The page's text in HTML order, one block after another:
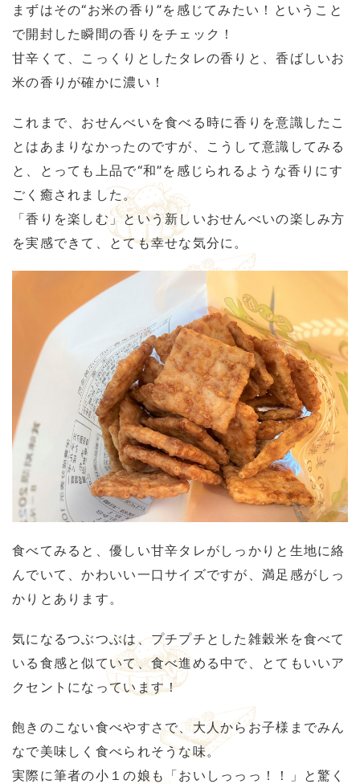
まずはその“お米の香り”を感じてみたい！ということ
で開封した瞬間の香りをチェック！
甘辛くて、こっくりとしたタレの香りと、香ばしいお
米の香りが確かに濃い！
これまで、おせんべいを食べる時に香りを意識したこ
とはあまりなかったのですが、こうして意識してみる
と、とっても上品で“和”を感じられるような香りにす
ごく癒されました。
「香りを楽しむ」という新しいおせんべいの楽しみ方
を実感できて、とても幸せな気分に。
食べてみると、優しい甘辛タレがしっかりと生地に絡
んでいて、かわいい一口サイズですが、満足感がしっ
かりとあります。
気になるつぶつぶは、プチプチとした雑穀米を食べて
いる食感と似ていて、食べ進める中で、とてもいいア
クセントになっています！
飽きのこない食べやすさで、大人からお子様までみん
なで美味しく食べられそうな味。
実際に筆者の小１の娘も「おいしっっっ！！」と驚く